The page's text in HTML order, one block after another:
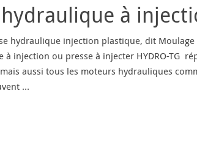
à
hydraulique injection plastique, dit
injection ou presse à injecter HYDRO-TG
aussi tous les moteurs hydrauliques
…